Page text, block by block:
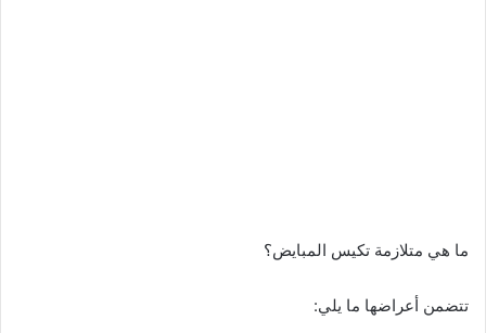
ما هي متلازمة تكيس المبايض؟
تتضمن أعراضها ما يلي: